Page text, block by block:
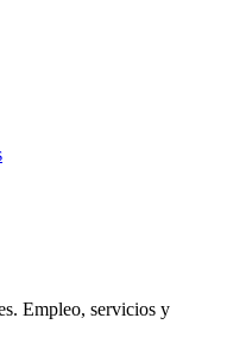
Empleo, servicios y